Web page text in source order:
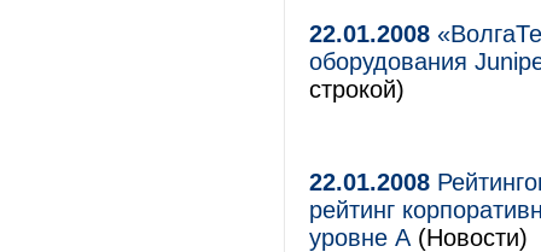
22.01.2008
оборудования
строкой)
22.01.2008
рейтинг
уровне А (Новости)